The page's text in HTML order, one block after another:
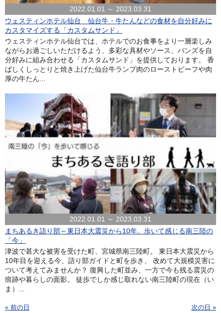
2022.01.01 ～ 2023.03.31
ウェスティンホテル仙台 仙台牛・牛たんなどの食材を自分好みに
カスタマイズする「カスタムサンド」
ウェスティンホテル仙台では、ホテルでのお食事をより一層楽しみ
ながらお過ごしいただけるよう、多彩な具材やソース、バンズを自
分好みに組み合わせる「カスタムサンド」を提供しております。 香
ばしくしっとりと焼き上げた仙台牛ランプ肉のローストビーフや肉
厚の牛たん...
2022.01.01 ～ 2023.03.31
まちあるき語り部～東日本大震災から10年。歩いて感じる南三陸の
「今」
津波で甚大な被害を受けた町、宮城県南三陸町。 東日本大震災から
10年目を迎える今、語り部ガイドと町を歩き、 改めて大規模災害に
ついて考えてみませんか？ 復興した町並み、一方で今も残る震災の
痕跡や暮らしの面影。 徒歩でしか感じ取れない南三陸町の現在（い
ま）...
« 前の日 次の日 »